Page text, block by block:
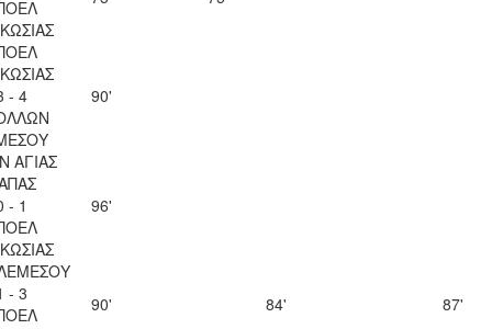
- 4
90'
ΑΓΙΑΣ
- 1
96'
- 3
90' 84' 87'